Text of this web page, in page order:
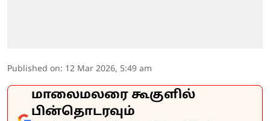
Published on: 12 Mar 2026, 5:49 am
மாலைமலரை கூகுளில்
பின்தொடரவும்